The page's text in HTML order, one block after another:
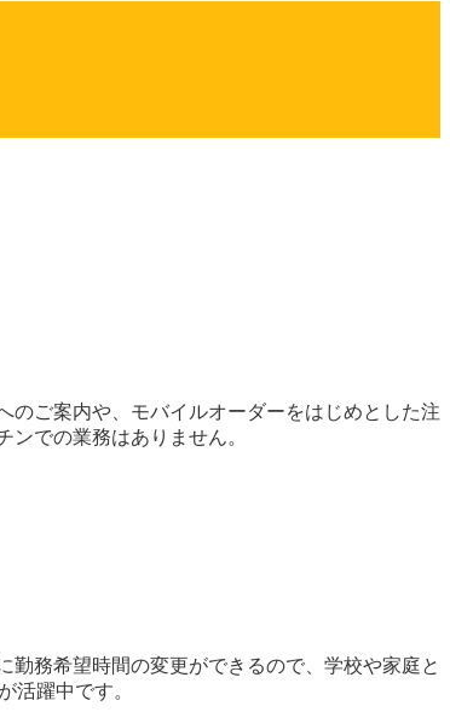
のご案内や、モバイルオーダーをはじめとした注
での業務はありません。
務希望時間の変更ができるので、学校や家庭と
活躍中です。